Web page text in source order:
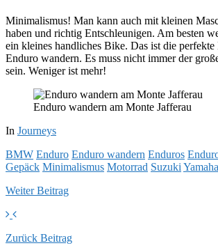
Minimalismus! Man kann auch mit kleinen
haben und richtig Entschleunigen. Am besten
ein kleines handliches Bike. Das ist die
Enduro wandern. Es muss nicht immer der
sein. Weniger ist mehr!
Enduro wandern am Monte Jafferau
In Journeys
BMW Enduro Enduro wandern Enduros
Gepäck Minimalismus Motorrad Suzuki Yamaha
WeiterBeitrag
Zurück Beitrag